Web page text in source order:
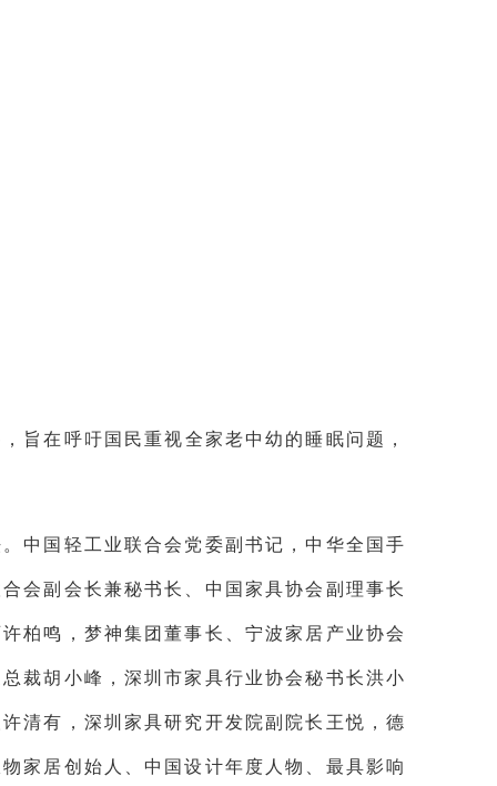
旨在呼吁国民重视全家老中幼的睡眠问题，
中国轻工业联合会党委副书记，中华全国手
会副会长兼秘书长、中国家具协会副理事长
柏鸣，梦神集团董事长、宁波家居产业协会
裁胡小峰，深圳市家具行业协会秘书长洪小
清有，深圳家具研究开发院副院长王悦，德
家居创始人、中国设计年度人物、最具影响